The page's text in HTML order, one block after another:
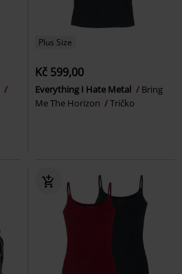
Plus Size
Kč 599,00
Everything I Hate Metal
Bring
Me The Horizon
Tričko